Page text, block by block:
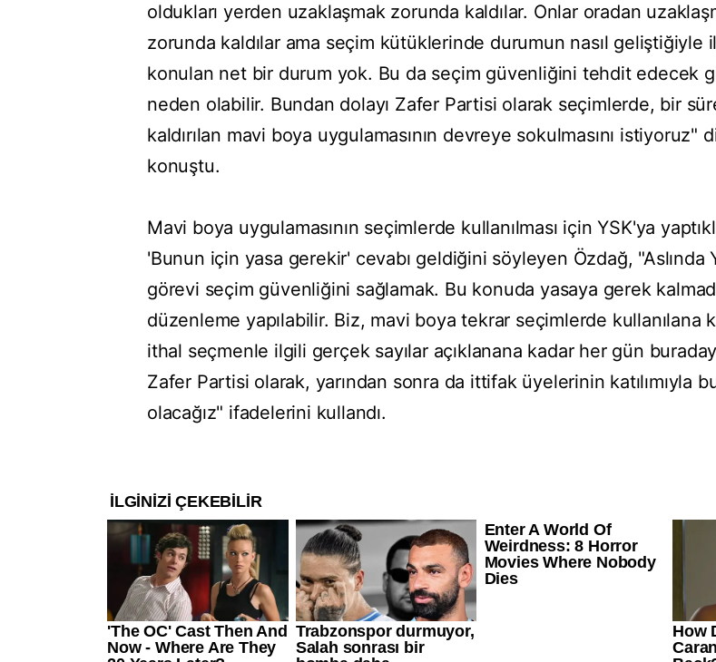
oldukları yerden uzaklaşmak zorunda kaldılar. Onlar oradan
zorunda kaldılar ama seçim kütüklerinde durumun nasıl geliştiğiyle
konulan net bir durum yok. Bu da seçim güvenliğini tehdit edecek
neden olabilir. Bundan dolayı Zafer Partisi olarak seçimlerde, bir
kaldırılan mavi boya uygulamasının devreye sokulmasını istiyoruz"
konuştu.
Mavi boya uygulamasının seçimlerde kullanılması için YSK'ya
'Bunun için yasa gerekir' cevabı geldiğini söyleyen Özdağ, "Aslında
görevi seçim güvenliğini sağlamak. Bu konuda yasaya gerek
düzenleme yapılabilir. Biz, mavi boya tekrar seçimlerde kullanılana
ithal seçmenle ilgili gerçek sayılar açıklanana kadar her gün
Zafer Partisi olarak, yarından sonra da ittifak üyelerinin katılımıyla
olacağız" ifadelerini kullandı.